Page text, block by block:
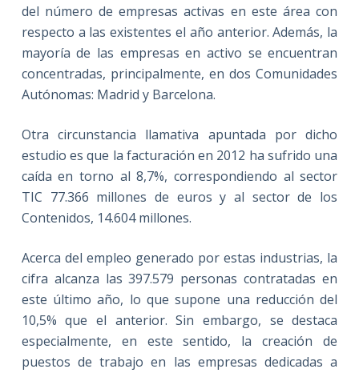
del número de empresas activas en este área con
respecto a las existentes el año anterior. Además, la
mayoría de las empresas en activo se encuentran
concentradas, principalmente, en dos Comunidades
Autónomas: Madrid y Barcelona.
Otra circunstancia llamativa apuntada por dicho
estudio es que la facturación en 2012 ha sufrido una
caída en torno al 8,7%, correspondiendo al sector
TIC 77.366 millones de euros y al sector de los
Contenidos, 14.604 millones.
Acerca del empleo generado por estas industrias, la
cifra alcanza las 397.579 personas contratadas en
este último año, lo que supone una reducción del
10,5% que el anterior. Sin embargo, se destaca
especialmente, en este sentido, la creación de
puestos de trabajo en las empresas dedicadas a